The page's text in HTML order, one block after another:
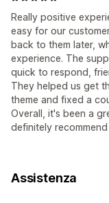
Really positive
easy for our
back to them later,
experience. The
quick to respond,
They helped us get
theme and fixed a
Overall, it's been a
definitely recommend
Assistenza